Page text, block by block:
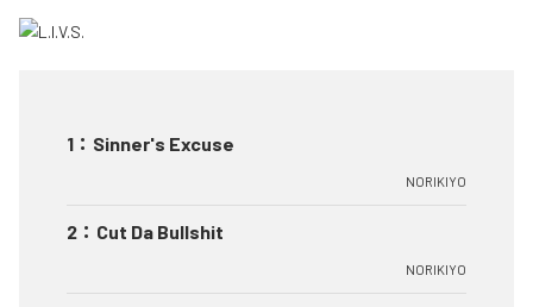
1 ： Sinner's Excuse
NORIKIYO
2 ： Cut Da Bullshit
NORIKIYO